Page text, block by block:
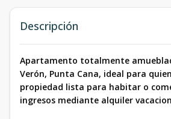
Descripción
Apartamento totalmente
Verón, Punta Cana, ideal para
propiedad lista para habitar o
ingresos mediante alquiler